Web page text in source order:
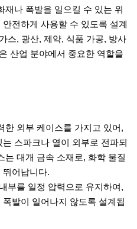
재나 폭발을 일으킬 수 있는 위
전하게 사용할 수 있도록 설계
스, 광산, 제약, 식품 가공, 방사
산업 분야에서 중요한 역할을
한 외부 케이스를 가지고 있어,
스파크나 열이 외부로 전파되
는 대개 금속 소재로, 화학 물질
뛰어납니다.
부를 일정 압력으로 유지하여,
발이 일어나지 않도록 설계됩